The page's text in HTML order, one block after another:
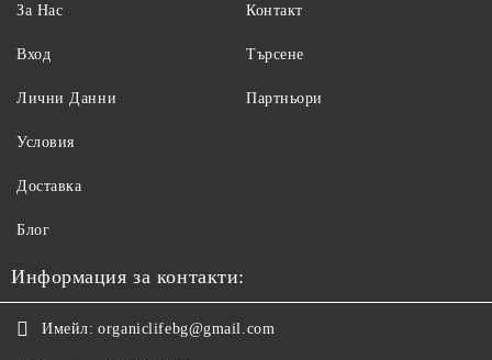
За Нас
Вход
Контакт
Търсене
Лични Данни
Условия
Доставка
Блог
Партньори
Информация за контакти:
Имейл: organiclifebg@gmail.com